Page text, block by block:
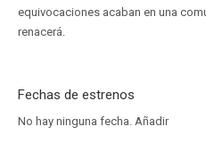
equivocaciones acaban en una
renacerá.
Fechas de estrenos
No hay ninguna fecha. Añadir